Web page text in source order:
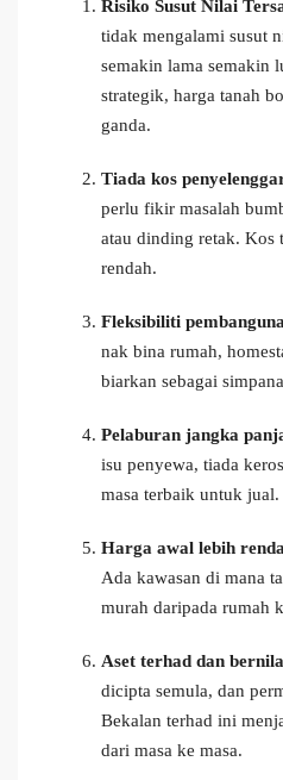
Risiko Susut Nilai
tidak mengalami susut
semakin lama semakin
strategik, harga tanah
ganda.
Tiada kos
perlu fikir masalah
atau dinding retak. Kos
rendah.
Fleksibiliti
nak bina rumah,
biarkan sebagai
Pelaburan jangka
isu penyewa, tiada
masa terbaik untuk jual.
Harga awal lebih
Ada kawasan di mana
murah daripada rumah
Aset terhad dan
dicipta semula, dan
Bekalan terhad ini
dari masa ke masa.